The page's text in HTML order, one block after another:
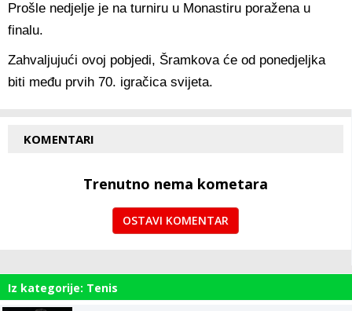
Prošle nedjelje je na turniru u Monastiru poražena u
finalu.
Zahvaljujući ovoj pobjedi, Šramkova će od ponedjeljka
biti među prvih 70. igračica svijeta.
KOMENTARI
Trenutno nema kometara
OSTAVI KOMENTAR
Iz kategorije: Tenis